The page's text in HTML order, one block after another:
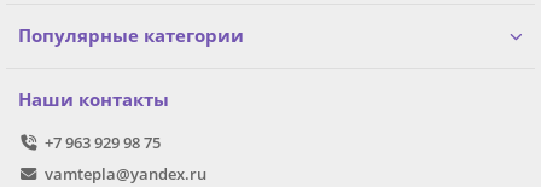
Популярные категории
Наши контакты
+7 963 929 98 75
vamtepla@yandex.ru